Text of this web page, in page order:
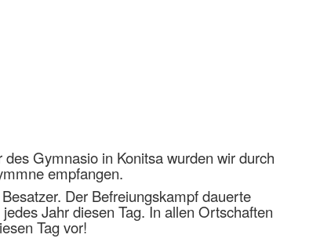
Gymnasio in Konitsa wurden wir durch
empfangen.
Der Befreiungskampf dauerte
Jahr diesen Tag. In allen Ortschaften
Tag vor!